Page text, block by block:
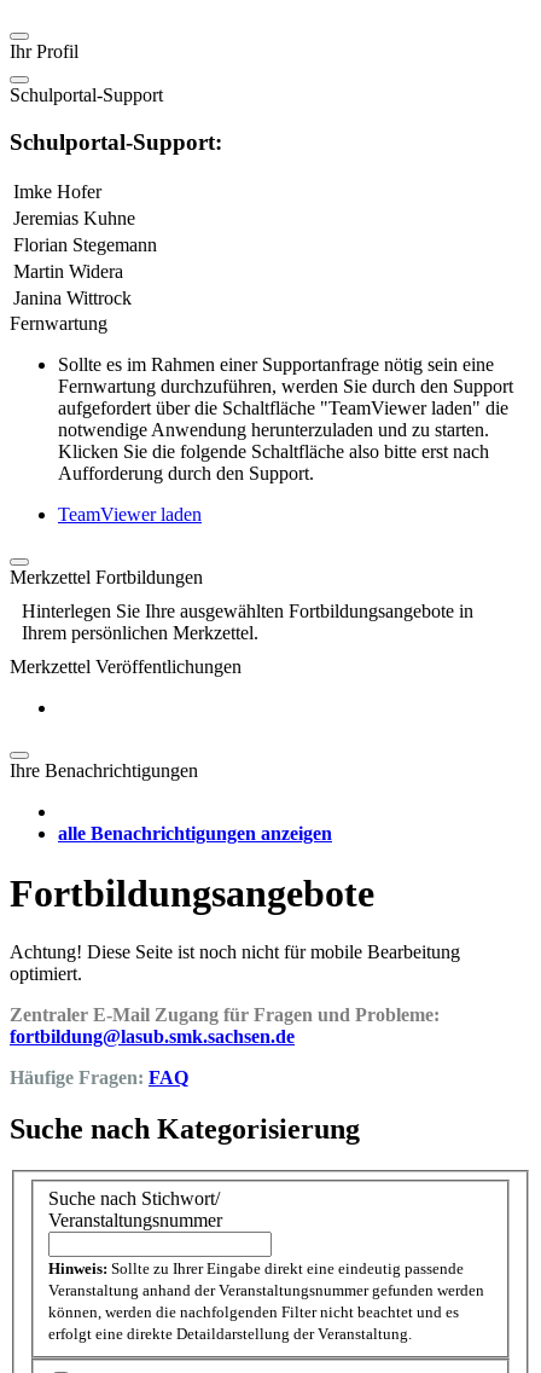
Ihr Profil
Schulportal-Support
Schulportal-Support:
Imke Hofer
Jeremias Kuhne
Florian Stegemann
Martin Widera
Janina Wittrock
Fernwartung
Sollte es im Rahmen einer Supportanfrage nötig sein eine
Fernwartung durchzuführen, werden Sie durch den Support
aufgefordert über die Schaltfläche "TeamViewer laden" die
notwendige Anwendung herunterzuladen und zu starten.
Klicken Sie die folgende Schaltfläche also bitte erst nach
Aufforderung durch den Support.
TeamViewer laden
Merkzettel Fortbildungen
Hinterlegen Sie Ihre ausgewählten Fortbildungsangebote in
Ihrem persönlichen Merkzettel.
Merkzettel Veröffentlichungen
Ihre Benachrichtigungen
alle Benachrichtigungen anzeigen
Fortbildungsangebote
Achtung! Diese Seite ist noch nicht für mobile Bearbeitung
optimiert.
Zentraler E-Mail Zugang für Fragen und Probleme:
fortbildung@lasub.smk.sachsen.de
Häufige Fragen: FAQ
Suche nach Kategorisierung
Suche nach Stichwort/
Veranstaltungsnummer
Hinweis: Sollte zu Ihrer Eingabe direkt eine eindeutig passende
Veranstaltung anhand der Veranstaltungsnummer gefunden werden
können, werden die nachfolgenden Filter nicht beachtet und es
erfolgt eine direkte Detaildarstellung der Veranstaltung.